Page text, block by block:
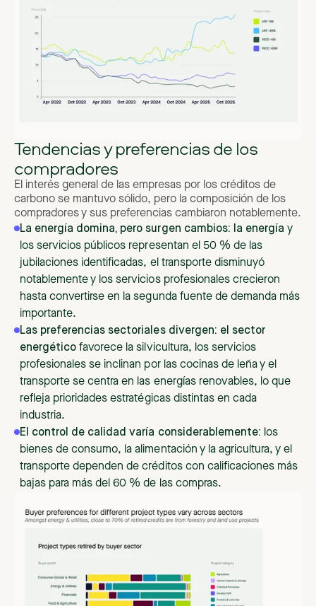
Tendencias y preferencias de los
compradores
El interés general de las empresas por los créditos de
carbono se mantuvo sólido, pero la composición de los
compradores y sus preferencias cambiaron notablemente.
La energía domina, pero surgen cambios: la energía y
los servicios públicos representan el 50 % de las
jubilaciones identificadas, el transporte disminuyó
notablemente y los servicios profesionales crecieron
hasta convertirse en la segunda fuente de demanda más
importante.
Las preferencias sectoriales divergen: el sector
energéticofavorece la silvicultura, los servicios
profesionales se inclinan por las cocinas de leña y el
transporte se centra en las energías renovables, lo que
refleja prioridades estratégicas distintas en cada
industria.
El control de calidad varía considerablemente: los
bienes de consumo, la alimentación y la agricultura, y el
transporte dependen de créditos con calificaciones más
bajas para más del 60 % de las compras.